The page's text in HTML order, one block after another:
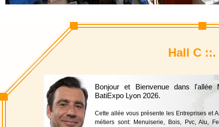
Hall C
Bonjour et Bienvenue dans l'allée
BatiExpo Lyon 2026.
Cette allée vous présente les Entreprises et
métiers sont: Menuiserie, Bois, Pvc, Alu,